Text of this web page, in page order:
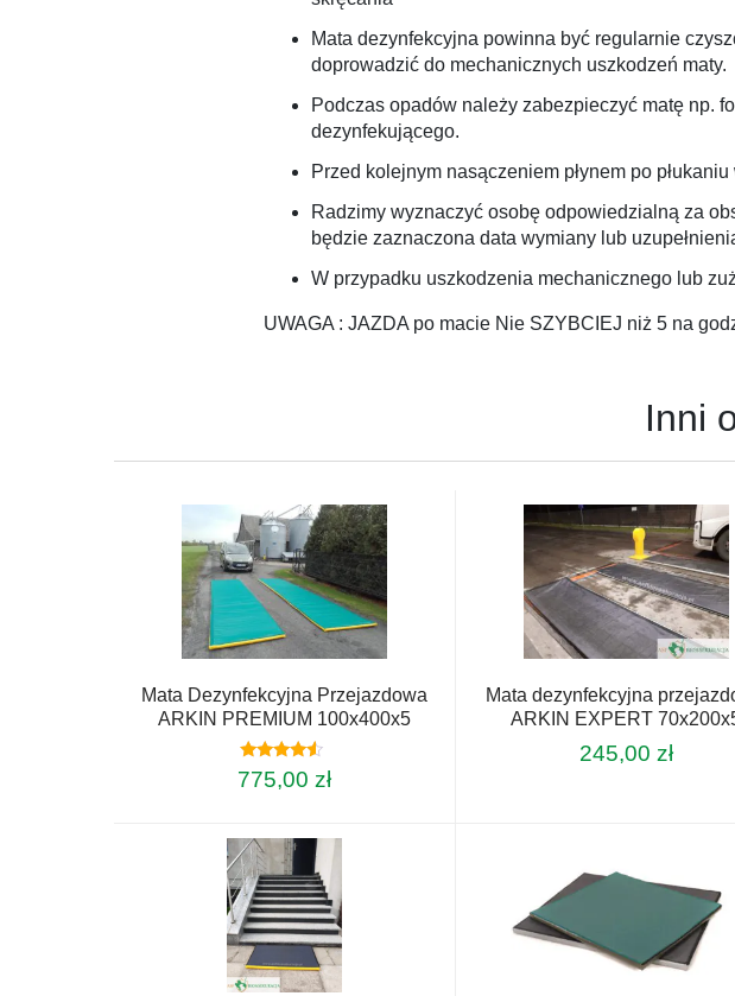
Mata dezynfekcyjna powinna być regularnie
doprowadzić do mechanicznych uszkodzeń maty.
Podczas opadów należy zabezpieczyć matę np.
dezynfekującego.
Przed kolejnym nasączeniem płynem po
Radzimy wyznaczyć osobę odpowiedzialną za
będzie zaznaczona data wymiany lub
W przypadku uszkodzenia mechanicznego lub
UWAGA : JAZDA po macie Nie SZYBCIEJ niż 5 na
Inni
Mata Dezynfekcyjna Przejazdowa
ARKIN PREMIUM 100x400x5
Oceniono
4.33
775,00 zł
Mata dezynfekcyjna
ARKIN EXPERT
245,00 zł